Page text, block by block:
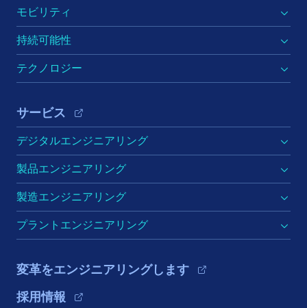
モビリティ
持続可能性
テクノロジー
サービス
デジタルエンジニアリング
製品エンジニアリング
製造エンジニアリング
プラントエンジニアリング
変革をエンジニアリングします
採用情報